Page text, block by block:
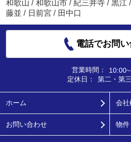
和歌山 / 和歌山市 / 紀三井寺 / 黒江 /
藤並 / 日前宮 / 田中口
電話でお問
営業時間：
定休日：
第二・第
ホーム 会社
お問い合わせ 物件